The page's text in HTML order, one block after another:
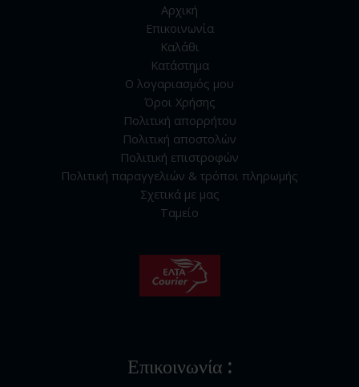
Αρχική
Επικοινωνία
Καλάθι
Κατάστημα
Ο λογαριασμός μου
Όροι Χρήσης
Πολιτική απορρήτου
Πολιτική αποστολών
Πολιτική επιστροφών
Πολιτική παραγγελιών & τρόποι πληρωμής
Σχετικά με μας
Ταμείο
Επικοινωνία :